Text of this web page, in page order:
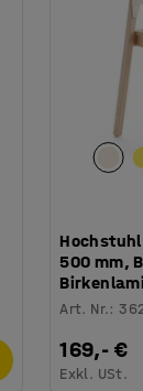
Hochstuhl
500 mm,
Art. Nr.:
169,- €
Exkl. USt.